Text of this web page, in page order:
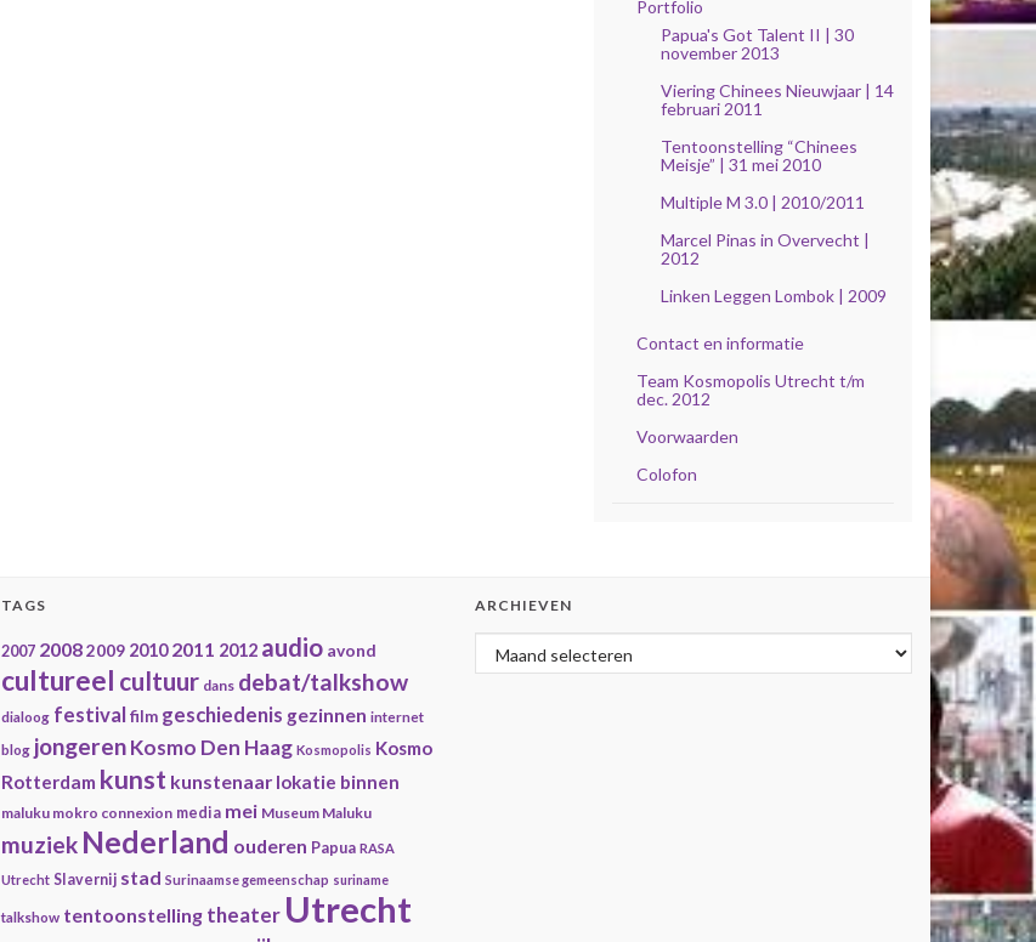
Portfolio
Papua's Got Talent II | 30
november 2013
Viering Chinees Nieuwjaar | 14
februari 2011
Tentoonstelling “Chinees
Meisje” | 31 mei 2010
Multiple M 3.0 | 2010/2011
Marcel Pinas in Overvecht |
2012
Linken Leggen Lombok | 2009
Contact en informatie
Team Kosmopolis Utrecht t/m
dec. 2012
Voorwaarden
Colofon
TAGS
2007 20082009 2010 2011 2012 audio avond
cultureel cultuur dans debat/talkshow
dialoog festival film geschiedenis gezinnen internet
blog jongerenKosmo Den Haag Kosmopolis Kosmo
Rotterdam kunst kunstenaar lokatie binnen
maluku mokro connexion media mei Museum Maluku
muziek Nederland ouderen Papua RASA
Utrecht Slavernij stad Surinaamse gemeenschap suriname
talkshow tentoonstelling theater Utrecht
ARCHIEVEN
Archieven